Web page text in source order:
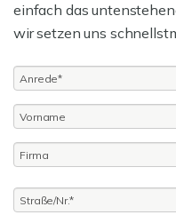
einfach das
wir setzen uns